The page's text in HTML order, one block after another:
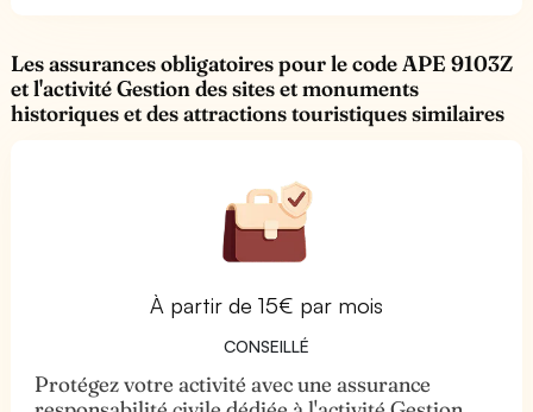
Les assurances obligatoires pour le code APE 9103Z
et l'activité Gestion des sites et monuments
historiques et des attractions touristiques similaires
À partir de 15€ par mois
CONSEILLÉ
Protégez votre activité avec une assurance